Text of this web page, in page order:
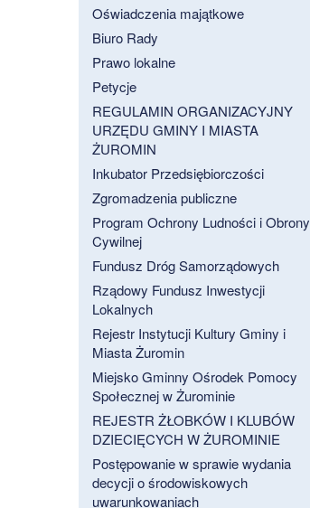
Oświadczenia majątkowe
Biuro Rady
Prawo lokalne
Petycje
REGULAMIN ORGANIZACYJNY
URZĘDU GMINY I MIASTA
ŻUROMIN
Inkubator Przedsiębiorczości
Zgromadzenia publiczne
Program Ochrony Ludności i Obrony
Cywilnej
Fundusz Dróg Samorządowych
Rządowy Fundusz Inwestycji
Lokalnych
Rejestr Instytucji Kultury Gminy i
Miasta Żuromin
Miejsko Gminny Ośrodek Pomocy
Społecznej w Żurominie
REJESTR ŻŁOBKÓW I KLUBÓW
DZIECIĘCYCH W ŻUROMINIE
Postępowanie w sprawie wydania
decycji o środowiskowych
uwarunkowaniach